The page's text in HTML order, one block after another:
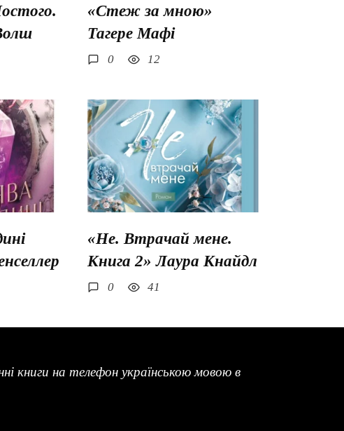
«Стеж за мною»
Тагере Мафі
0 12
«Не. Втрачай мене.
Книга 2» Лаура Кнайдл
0 41
на телефон українською мовою в